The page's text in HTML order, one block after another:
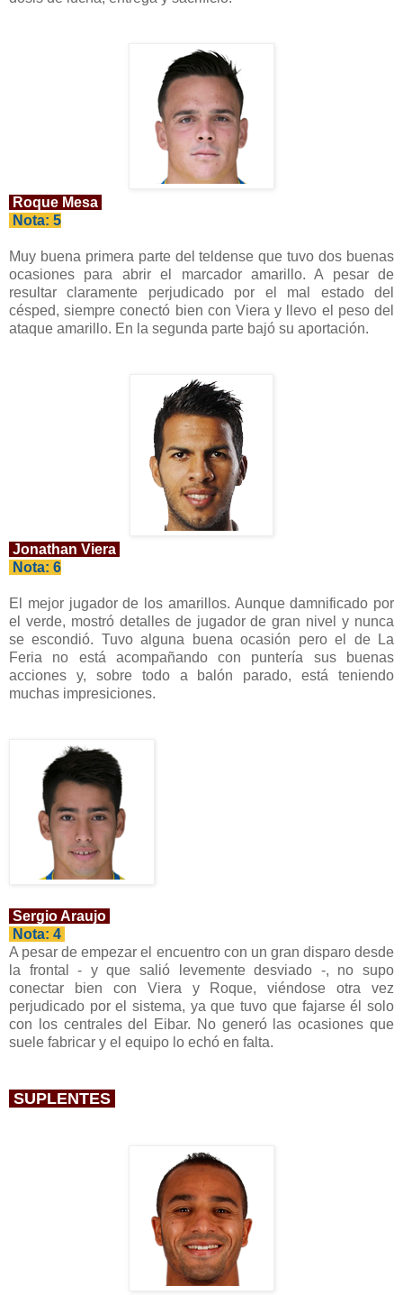
Roque Mesa
Nota: 5
Muy buena primera parte del teldense que tuvo dos buenas
ocasiones para abrir el marcador amarillo. A pesar de
resultar claramente perjudicado por el mal estado del
césped, siempre conectó bien con Viera y llevo el peso del
ataque amarillo. En la segunda parte bajó su aportación.
Jonathan Viera
Nota: 6
El mejor jugador de los amarillos. Aunque damnificado por
el verde, mostró detalles de jugador de gran nivel y nunca
se escondió. Tuvo alguna buena ocasión pero el de La
Feria no está acompañando con puntería sus buenas
acciones y, sobre todo a balón parado, está teniendo
muchas impresiciones.
Sergio Araujo
Nota: 4
A pesar de empezar el encuentro con un gran disparo desde
la frontal - y que salió levemente desviado -, no supo
conectar bien con Viera y Roque, viéndose otra vez
perjudicado por el sistema, ya que tuvo que fajarse él solo
con los centrales del Eibar. No generó las ocasiones que
suele fabricar y el equipo lo echó en falta.
SUPLENTES